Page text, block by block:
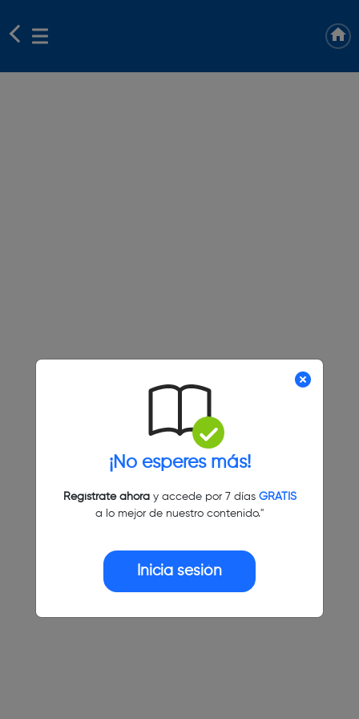
¡No esperes más!
Regístrate ahoray accede por 7 días GRATIS
a lo mejor de nuestro contenido."
Inicia sesión